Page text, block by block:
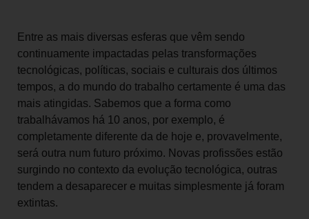
Entre as mais diversas esferas que vêm sendo
continuamente impactadas pelas transformações
tecnológicas, políticas, sociais e culturais dos últimos
tempos, a do mundo do trabalho certamente é uma das
mais atingidas. Sabemos que a forma como
trabalhávamos há 10 anos, por exemplo, é
completamente diferente da de hoje e, provavelmente,
será outra num futuro próximo. Novas profissões estão
surgindo no contexto da evolução tecnológica, outras
tendem a desaparecer e muitas simplesmente já foram
extintas.